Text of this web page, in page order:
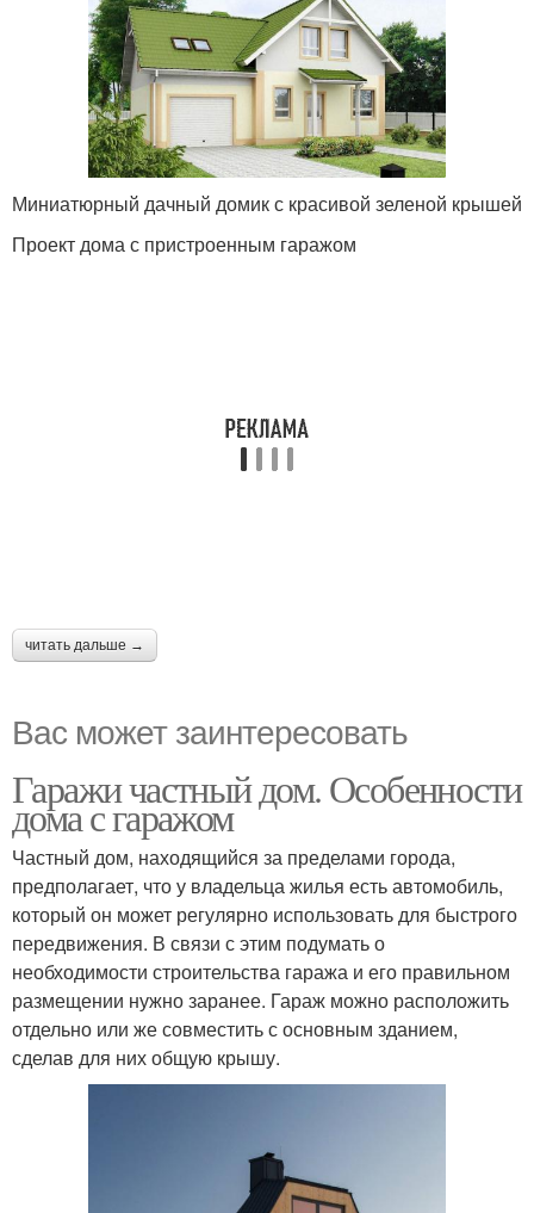
Миниатюрный дачный домик с красивой зеленой крышей
Проект дома с пристроенным гаражом
читать дальше →
Вас может заинтересовать
Гаражи частный дом. Особенности
дома с гаражом
Частный дом, находящийся за пределами города,
предполагает, что у владельца жилья есть автомобиль,
который он может регулярно использовать для быстрого
передвижения. В связи с этим подумать о
необходимости строительства гаража и его правильном
размещении нужно заранее. Гараж можно расположить
отдельно или же совместить с основным зданием,
сделав для них общую крышу.